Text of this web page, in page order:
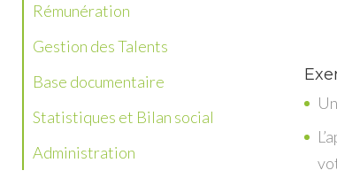
Rémunération
Gestion des Talents
Base documentaire
Statistiques et Bilan social
Administration